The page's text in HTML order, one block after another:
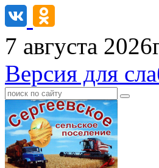
7 августа
Версия для